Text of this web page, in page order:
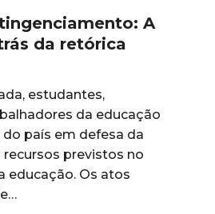
A
da retórica
estudantes,
da educação
país em defesa da
previstos no
educação. Os atos